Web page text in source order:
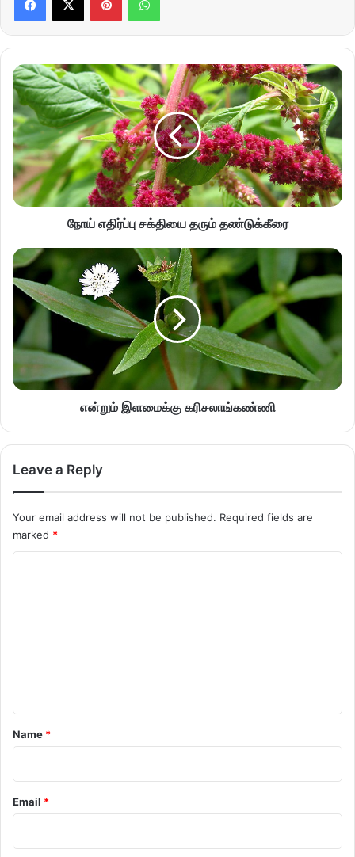
நோய் எதிர்ப்பு சக்தியை தரும் தண்டுக்கீரை
என்றும் இளமைக்கு கரிசலாங்கண்ணி
Leave a Reply
Your email address will not be published. Required fields are
marked *
*
Name *
Email *